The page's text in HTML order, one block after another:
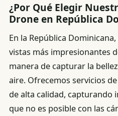
¿Por Qué Elegir
Drone en República
En la República
vistas más impresionantes
manera de capturar la
aire. Ofrecemos servicios
de alta calidad, capturando
que no es posible con las